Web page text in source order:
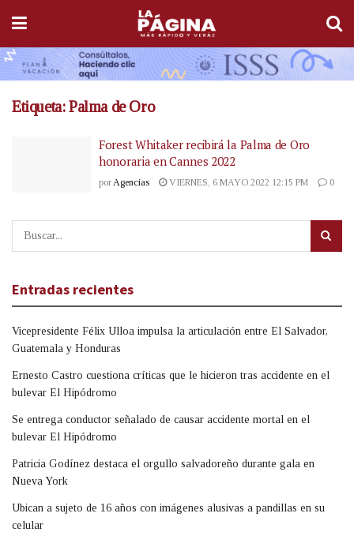
Etiqueta:Palma de Oro
Forest Whitaker recibirá la Palma de Oro
honoraria en Cannes 2022
por Agencias VIERNES, 6 MAYO 2022 12:15 PM 0
Entradas recientes
Vicepresidente Félix Ulloa impulsa la articulación entre El Salvador,
Guatemala y Honduras
Ernesto Castro cuestiona críticas que le hicieron tras accidente en el
bulevar El Hipódromo
Se entrega conductor señalado de causar accidente mortal en el
bulevar El Hipódromo
Patricia Godínez destaca el orgullo salvadoreño durante gala en
Nueva York
Ubican a sujeto de 16 años con imágenes alusivas a pandillas en su
celular